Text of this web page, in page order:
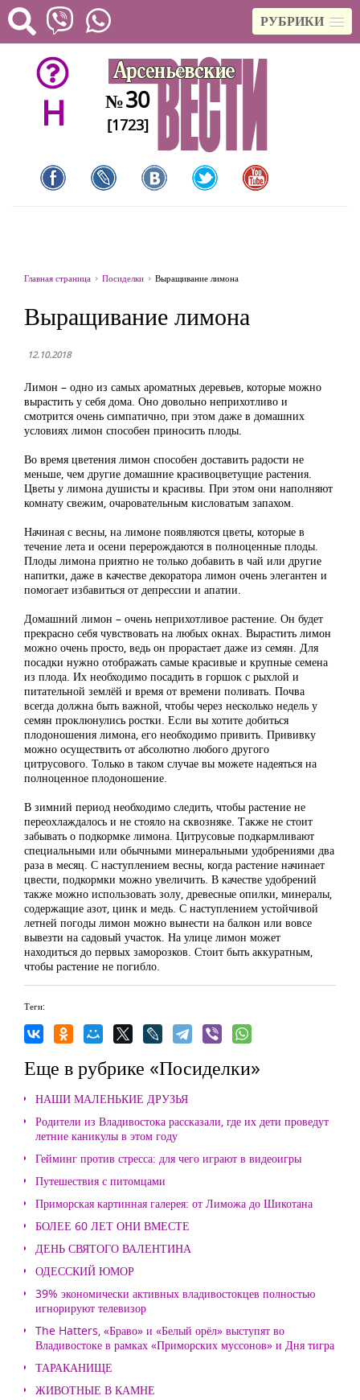
РУБРИКИ
H №30
[1723]
Главная страница Посиделки Выращивание лимона
Выращивание лимона
12.10.2018
Лимон – одно из самых ароматных деревьев, которые можно
вырастить у себя дома. Оно довольно неприхотливо и
смотрится очень симпатично, при этом даже в домашних
условиях лимон способен приносить плоды.
Во время цветения лимон способен доставить радости не
меньше, чем другие домашние красивоцветущие растения.
Цветы у лимона душисты и красивы. При этом они наполняют
комнату свежим, очаровательным кисловатым запахом.
Начиная с весны, на лимоне появляются цветы, которые в
течение лета и осени перерождаются в полноценные плоды.
Плоды лимона приятно не только добавить в чай или другие
напитки, даже в качестве декоратора лимон очень элегантен и
помогает избавиться от депрессии и апатии.
Домашний лимон – очень неприхотливое растение. Он будет
прекрасно себя чувствовать на любых окнах. Вырастить лимон
можно очень просто, ведь он прорастает даже из семян. Для
посадки нужно отображать самые красивые и крупные семена
из плода. Их необходимо посадить в горшок с рыхлой и
питательной землёй и время от времени поливать. Почва
всегда должна быть важной, чтобы через несколько недель у
семян проклюнулись ростки. Если вы хотите добиться
плодоношения лимона, его необходимо привить. Прививку
можно осуществить от абсолютно любого другого
цитрусового. Только в таком случае вы можете надеяться на
полноценное плодоношение.
В зимний период необходимо следить, чтобы растение не
переохлаждалось и не стояло на сквозняке. Также не стоит
забывать о подкормке лимона. Цитрусовые подкармливают
специальными или обычными минеральными удобрениями два
раза в месяц. С наступлением весны, когда растение начинает
цвести, подкормки можно увеличить. В качестве удобрений
также можно использовать золу, древесные опилки, минералы,
содержащие азот, цинк и медь. С наступлением устойчивой
летней погоды лимон можно вынести на балкон или вовсе
вывезти на садовый участок. На улице лимон может
находиться до первых заморозков. Стоит быть аккуратным,
чтобы растение не погибло.
Теги:
Еще в рубрике «Посиделки»
НАШИ МАЛЕНЬКИЕ ДРУЗЬЯ
Родители из Владивостока рассказали, где их дети проведут
летние каникулы в этом году
Гейминг против стресса: для чего играют в видеоигры
Путешествия с питомцами
Приморская картинная галерея: от Лиможа до Шикотана
БОЛЕЕ 60 ЛЕТ ОНИ ВМЕСТЕ
ДЕНЬ СВЯТОГО ВАЛЕНТИНА
ОДЕССКИЙ ЮМОР
39% экономически активных владивостокцев полностью
игнорируют телевизор
The Hatters, «Браво» и «Белый орёл» выступят во
Владивостоке в рамках «Приморских муссонов» и Дня тигра
ТАРАКАНИЩЕ
ЖИВОТНЫЕ В КАМНЕ